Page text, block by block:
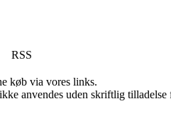
RSS
køb via vores links.
anvendes uden skriftlig tilladelse